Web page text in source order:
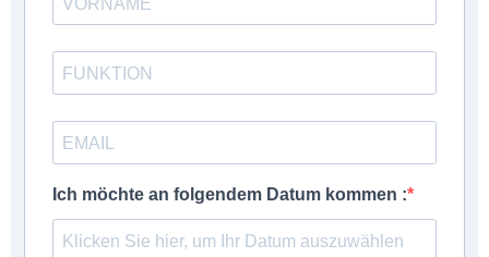
Ich möchte an folgendem Datum kommen :